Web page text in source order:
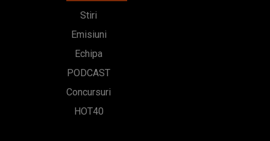
Stiri
Emisiuni
Echipa
PODCAST
Concursuri
HOT40